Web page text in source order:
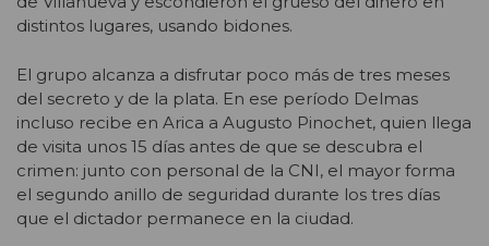
distintos lugares, usando bidones.
El grupo alcanza a disfrutar poco más de tres meses
del secreto y de la plata. En ese período Delmas
incluso recibe en Arica a Augusto Pinochet, quien llega
de visita unos 15 días antes de que se descubra el
crimen: junto con personal de la CNI, el mayor forma
el segundo anillo de seguridad durante los tres días
que el dictador permanece en la ciudad.